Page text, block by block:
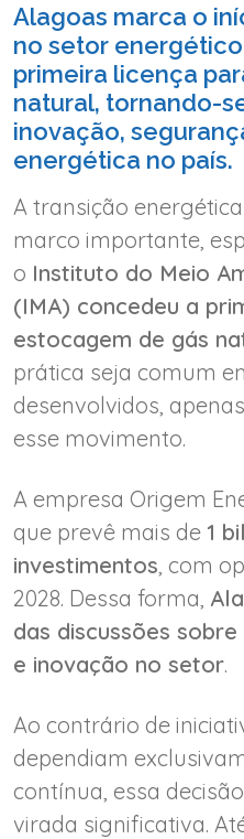
Alagoas marca o
no setor
primeira licença
natural, tornando-
inovação,
energética no país.
A transição
marco importante,
o Instituto do Meio
(IMA) concedeu a
estocagem de gás
prática seja comum
desenvolvidos,
esse movimento.
A empresa Origem
que prevê mais de 1
investimentos , com
2028. Dessa forma,
das discussões
e inovação no setor.
Ao contrário de
dependiam
contínua, essa
virada significativa.